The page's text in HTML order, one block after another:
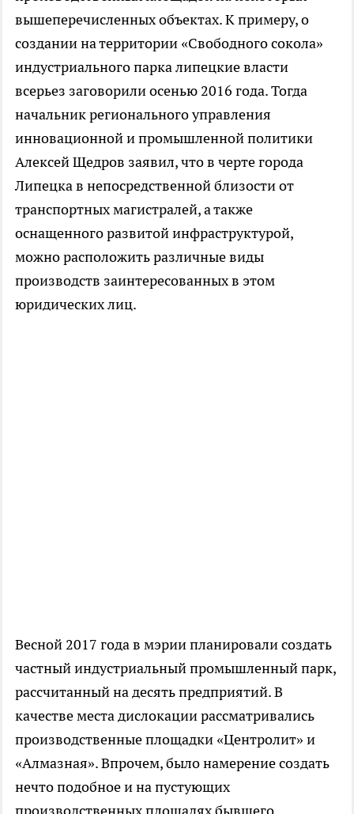
вышеперечисленных объектах. К примеру, о
создании на территории «Свободного сокола»
индустриального парка липецкие власти
всерьез заговорили осенью 2016 года. Тогда
начальник регионального управления
инновационной и промышленной политики
Алексей Щедров заявил, что в черте города
Липецка в непосредственной близости от
транспортных магистралей, а также
оснащенного развитой инфраструктурой,
можно расположить различные виды
производств заинтересованных в этом
юридических лиц.
Весной 2017 года в мэрии планировали создать
частный индустриальный промышленный парк,
рассчитанный на десять предприятий. В
качестве места дислокации рассматривались
производственные площадки «Центролит» и
«Алмазная». Впрочем, было намерение создать
нечто подобное и на пустующих
производственных площадях бывшего